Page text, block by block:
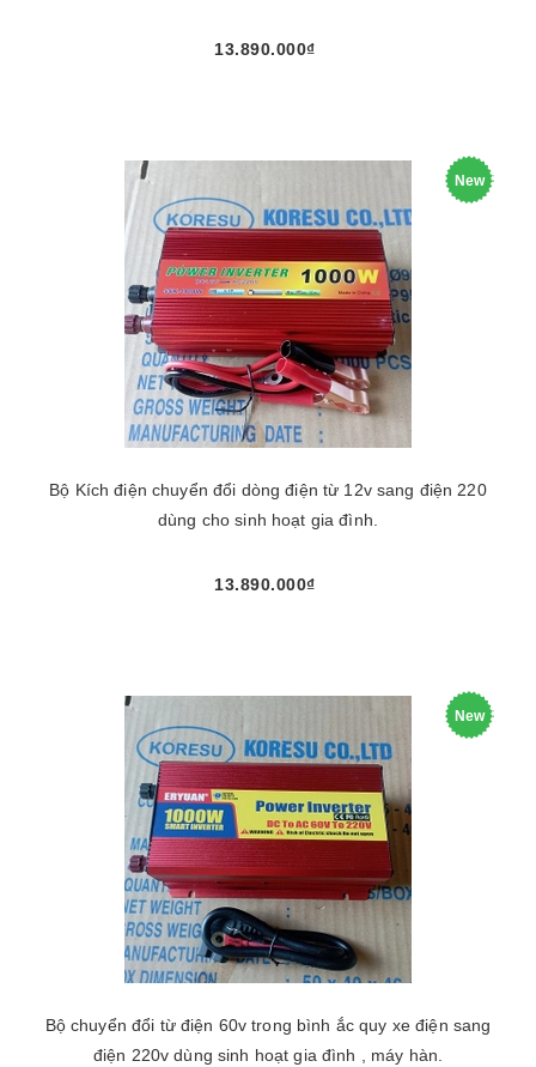
13.890.000₫
New
Bộ Kích điện chuyển đổi dòng điện từ 12v sang điện 220
dùng cho sinh hoạt gia đình.
13.890.000₫
New
Bộ chuyển đổi từ điện 60v trong bình ắc quy xe điện sang
điện 220v dùng sinh hoạt gia đình , máy hàn.